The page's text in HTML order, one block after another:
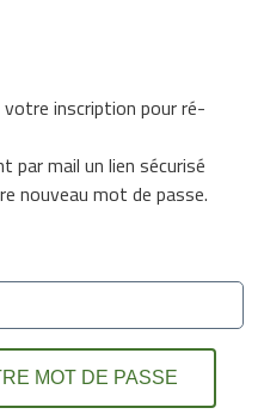
votre inscription pour ré-
par mail un lien sécurisé
nouveau mot de passe.